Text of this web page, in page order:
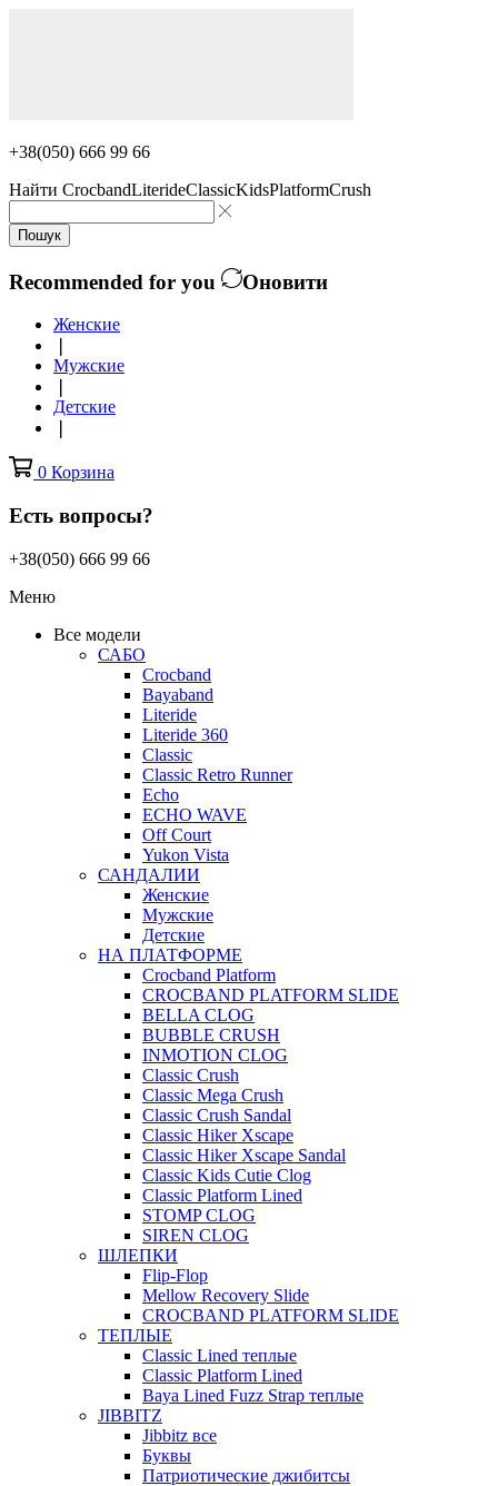
+38(050) 666 99 66
Найти CrocbandLiterideClassicKidsPlatformCrush
Пошук
Recommended for you Оновити
Женские
Мужские
Детские
0 Корзина
Есть вопросы?
+38(050) 666 99 66
Меню
Все модели
САБО
Crocband
Bayaband
Literide
Literide 360
Classic
Classic Retro Runner
Echo
ECHO WAVE
Off Court
Yukon Vista
САНДАЛИИ
Женские
Мужские
Детские
НА ПЛАТФОРМЕ
Crocband Platform
CROCBAND PLATFORM SLIDE
BELLA CLOG
BUBBLE CRUSH
INMOTION CLOG
Classic Crush
Classic Mega Crush
Classic Crush Sandal
Classic Hiker Xscape
Classic Hiker Xscape Sandal
Classic Kids Cutie Clog
Classic Platform Lined
STOMP CLOG
SIREN CLOG
ШЛЕПКИ
Flip-Flop
Mellow Recovery Slide
CROCBAND PLATFORM SLIDE
ТЕПЛЫЕ
Classic Lined теплые
Classic Platform Lined
Baya Lined Fuzz Strap теплые
JIBBITZ
Jibbitz все
Буквы
Патриотические джибитсы